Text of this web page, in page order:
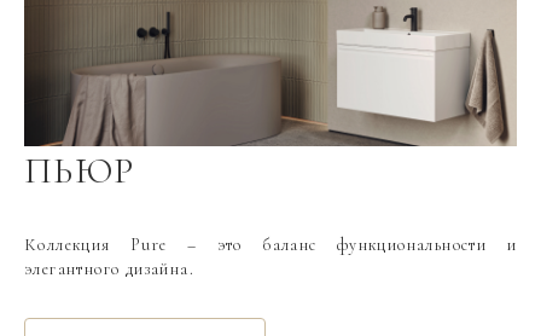
ПЬЮР
Коллекция Pure – это баланс функциональности и
элегантного дизайна.